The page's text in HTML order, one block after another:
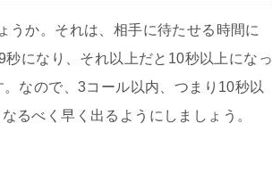
うか。それは、相手に待たせる時間に
になり、それ以上だと10秒以上になっ
なので、3コール以内、つまり10秒以
るべく早く出るようにしましょう。